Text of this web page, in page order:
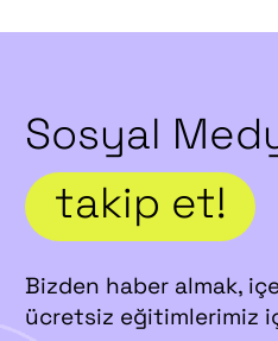
Sosyal
takip et!
Bizden haber almak,
ücretsiz eğitimlerimiz